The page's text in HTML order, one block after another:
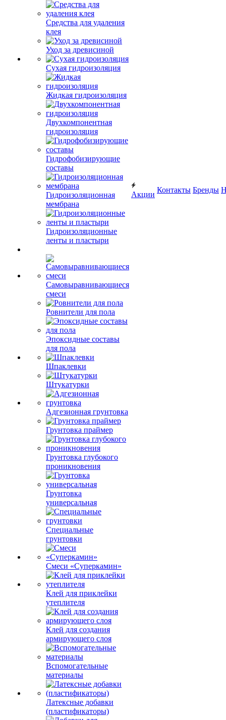
Средства для удаления
клея
Уход за древисиной
Сухая гидроизоляция
Жидкая гидроизоляция
Двухкомпонентная
гидроизоляция
Гидрофобизирующие
составы
Гидроизоляционная
мембрана
Гидроизоляционные
ленты и пластыри
Самовыравнивающиеся
смеси
Ровнители для пола
Эпоксидные составы
для пола
Шпаклевки
Штукатурки
Адгезионная грунтовка
Грунтовка праймер
Грунтовка глубокого
проникновения
Грунтовка
универсальная
Специальные
грунтовки
Смеси «Суперкамин»
Клей для приклейки
утеплителя
Клей для создания
армирующего слоя
Вспомогательные
материалы
Латексные добавки
(пластификаторы)
Акции
Контакты Бренды